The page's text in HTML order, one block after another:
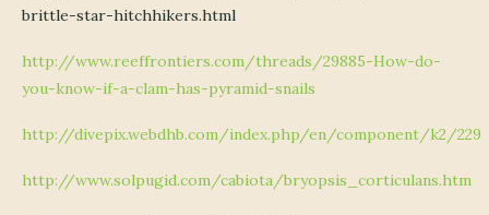
brittle-star-hitchhikers.html
http://www.reeffrontiers.com/threads/29885-How-do-
you-know-if-a-clam-has-pyramid-snails
http://divepix.webdhb.com/index.php/en/component/k2/229
http://www.solpugid.com/cabiota/bryopsis_corticulans.htm